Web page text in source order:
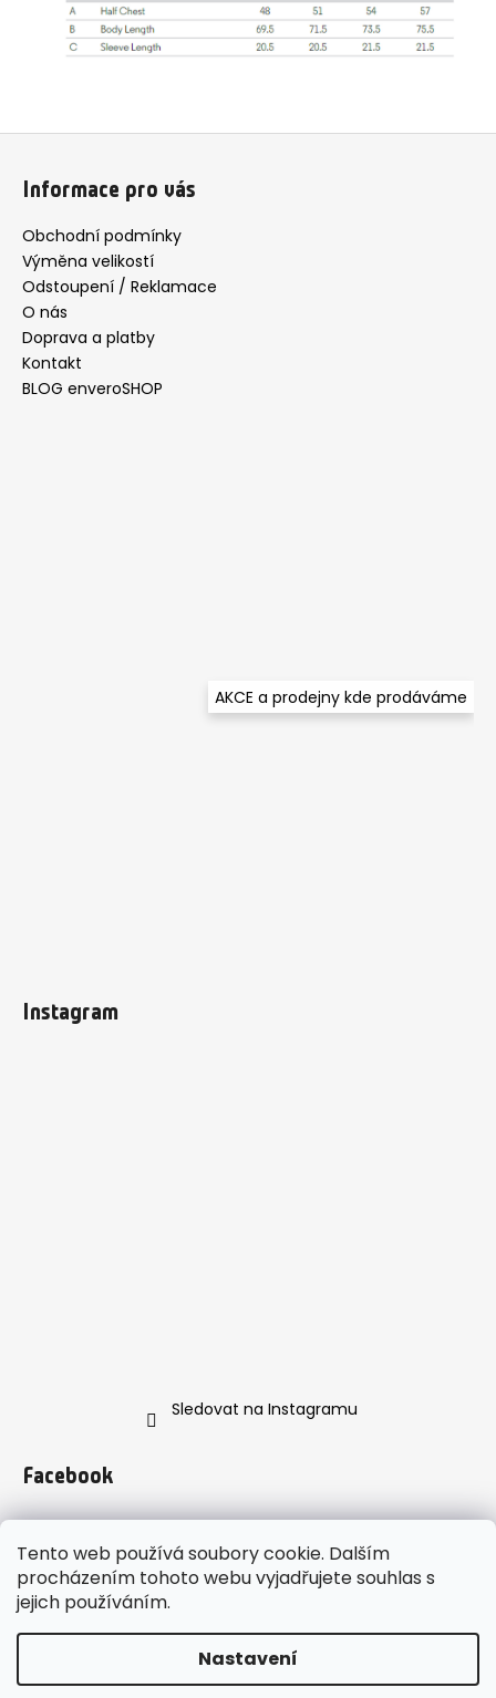
Tento web používá soubory cookie. Dalším
procházením tohoto webu vyjadřujete souhlas s
jejich používáním.
Nastavení
Informace pro vás
Obchodní podmínky
Výměna velikostí
Odstoupení / Reklamace
O nás
Doprava a platby
Kontakt
BLOG enveroSHOP
AKCE a prodejny kde prodáváme
Instagram
Sledovat na Instagramu
Facebook
https://www.instagram.com/enveroshop/
Vytvořil Shoptet